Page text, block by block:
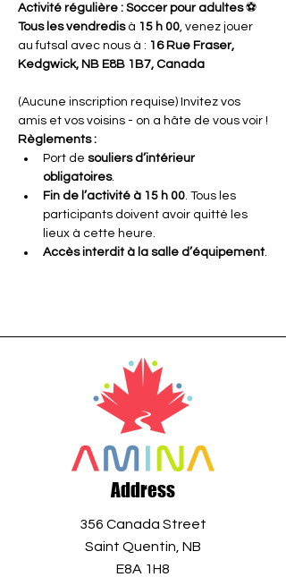
Activité régulière : Soccer pour adultes ⚽
Tous les vendredis à 15 h 00, venez jouer
au futsal avec nous à : 16 Rue Fraser,
Kedgwick, NB E8B 1B7, Canada
(Aucune inscription requise) Invitez vos
amis et vos voisins - on a hâte de vous voir !
Règlements :
Port de souliers d’intérieur
obligatoires.
Fin de l’activité à 15 h 00. Tous les
participants doivent avoir quitté les
lieux à cette heure.
Accès interdit à la salle d’équipement.
Address
356 Canada Street
Saint Quentin, NB
E8A 1H8